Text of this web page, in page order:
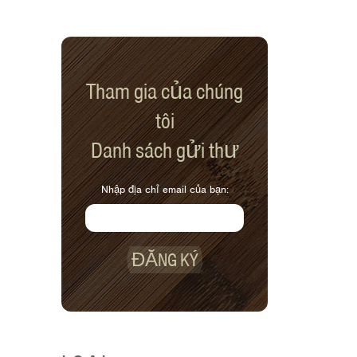
Tham gia của chúng
tôi
Danh sách gửi thư
Nhập địa chỉ email của bạn:
ĐĂNG KÝ